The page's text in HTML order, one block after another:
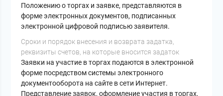
Положению о торгах и заявке, представляются в
форме электронных документов, подписанных
электронной цифровой подписью заявителя.
Cроки и порядок внесения и возврата задатка,
реквизиты счетов, на которые вносится задаток
Заявки на участие в торгах подаются в электронной
форме посредством системы электронного
документооборота на сайте в сети Интернет.
Представление заявок, оформление участия в торгах,